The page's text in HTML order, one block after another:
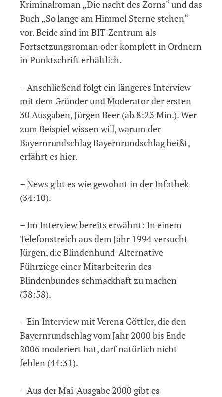
Kriminalroman „Die nacht des Zorns“ und das
Buch „So lange am Himmel Sterne stehen“
vor. Beide sind im BIT-Zentrum als
Fortsetzungsroman oder komplett in Ordnern
in Punktschrift erhältlich.
– Anschließend folgt ein längeres Interview
mit dem Gründer und Moderator der ersten
30 Ausgaben, Jürgen Beer (ab 8:23 Min.). Wer
zum Beispiel wissen will, warum der
Bayernrundschlag Bayernrundschlag heißt,
erfährt es hier.
– News gibt es wie gewohnt in der Infothek
(34:10).
– Im Interview bereits erwähnt: In einem
Telefonstreich aus dem Jahr 1994 versucht
Jürgen, die Blindenhund-Alternative
Führziege einer Mitarbeiterin des
Blindenbundes schmackhaft zu machen
(38:58).
– Ein Interview mit Verena Göttler, die den
Bayernrundschlag vom Jahr 2000 bis Ende
2006 moderiert hat, darf natürlich nicht
fehlen (44:31).
– Aus der Mai-Ausgabe 2000 gibt es